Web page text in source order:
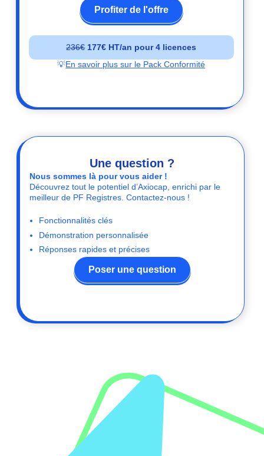
Profiter de l'offre
236€177€ HT/an pour 4 licences
💡En savoir plus sur le Pack Conformité
Une question ?
Nous sommes là pour vous aider !
Découvrez tout le potentiel d’Axiocap, enrichi par le
meilleur de PF Registres. Contactez-nous !
Fonctionnalités clés
Démonstration personnalisée
Réponses rapides et précises
Poser une question